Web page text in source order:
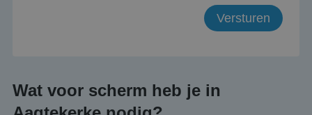
Wat voor scherm heb je in